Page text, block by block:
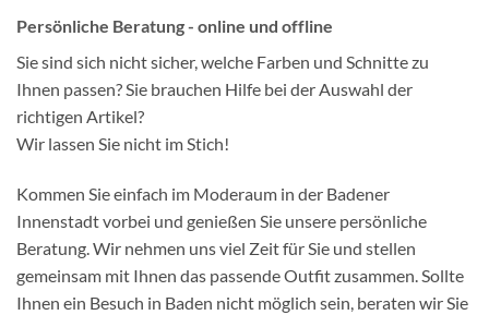
Persönliche Beratung - online und offline
Sie sind sich nicht sicher, welche Farben und Schnitte zu
Ihnen passen? Sie brauchen Hilfe bei der Auswahl der
richtigen Artikel?
Wir lassen Sie nicht im Stich!
Kommen Sie einfach im Moderaum in der Badener
Innenstadt vorbei und genießen Sie unsere persönliche
Beratung. Wir nehmen uns viel Zeit für Sie und stellen
gemeinsam mit Ihnen das passende Outfit zusammen. Sollte
Ihnen ein Besuch in Baden nicht möglich sein, beraten wir Sie